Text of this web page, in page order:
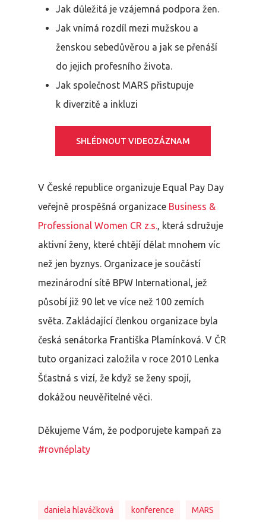
Jak důležitá je vzájemná podpora žen.
Jak vnímá rozdíl mezi mužskou a
ženskou sebedůvěrou a jak se přenáší
do jejich profesního života.
Jak společnost MARS přistupuje
k diverzitě a inkluzi
SHLÉDNOUT VIDEOZÁZNAM
V České republice organizuje Equal Pay Day
veřejně prospěšná organizace Business &
Professional Women CR z.s., která sdružuje
aktivní ženy, které chtějí dělat mnohem víc
než jen byznys. Organizace je součástí
mezinárodní sítě BPW International, jež
působí již 90 let ve více než 100 zemích
světa. Zakládající členkou organizace byla
česká senátorka Františka Plamínková. V ČR
tuto organizaci založila v roce 2010 Lenka
Šťastná s vizí, že když se ženy spojí,
dokážou neuvěřitelné věci.
Děkujeme Vám, že podporujete kampaň za
#rovnéplaty
daniela hlaváčková konference MARS